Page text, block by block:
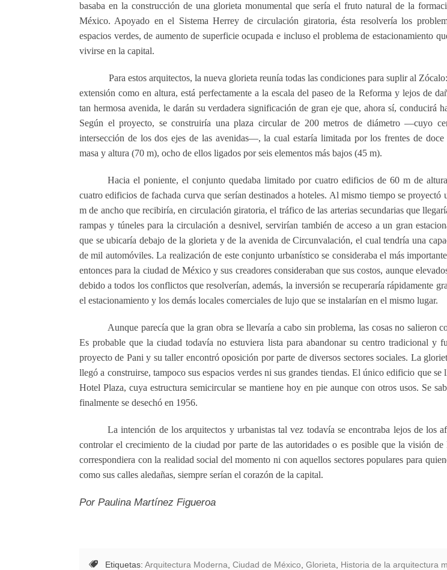
basaba en la construcción de una glorieta monumental que sería el fruto natural de la
México. Apoyado en el Sistema Herrey de circulación giratoria, ésta resolvería los
espacios verdes, de aumento de superficie ocupada e incluso el problema de estacionamiento
vivirse en la capital.
Para estos arquitectos, la nueva glorieta reunía todas las condiciones para suplir al
extensión como en altura, está perfectamente a la escala del paseo de la Reforma y lejos de
tan hermosa avenida, le darán su verdadera significación de gran eje que, ahora sí, conducirá
Según el proyecto, se construiría una plaza circular de 200 metros de diámetro —cuyo
intersección de los dos ejes de las avenidas—, la cual estaría limitada por los frentes de
masa y altura (70 m), ocho de ellos ligados por seis elementos más bajos (45 m).
Hacia el poniente, el conjunto quedaba limitado por cuatro edificios de 60 m de
cuatro edificios de fachada curva que serían destinados a hoteles. Al mismo tiempo se proyectó
m de ancho que recibiría, en circulación giratoria, el tráfico de las arterias secundarias que
rampas y túneles para la circulación a desnivel, servirían también de acceso a un gran
que se ubicaría debajo de la glorieta y de la avenida de Circunvalación, el cual tendría una
de mil automóviles. La realización de este conjunto urbanístico se consideraba el más
entonces para la ciudad de México y sus creadores consideraban que sus costos, aunque
debido a todos los conflictos que resolverían, además, la inversión se recuperaría rápidamente
el estacionamiento y los demás locales comerciales de lujo que se instalarían en el mismo lugar.
Aunque parecía que la gran obra se llevaría a cabo sin problema, las cosas no salieron
Es probable que la ciudad todavía no estuviera lista para abandonar su centro tradicional y
proyecto de Pani y su taller encontró oposición por parte de diversos sectores sociales. La
llegó a construirse, tampoco sus espacios verdes ni sus grandes tiendas. El único edificio que se
Hotel Plaza, cuya estructura semicircular se mantiene hoy en pie aunque con otros usos. Se
finalmente se desechó en 1956.
La intención de los arquitectos y urbanistas tal vez todavía se encontraba lejos de los
controlar el crecimiento de la ciudad por parte de las autoridades o es posible que la visión de
correspondiera con la realidad social del momento ni con aquellos sectores populares para
como sus calles aledañas, siempre serían el corazón de la capital.
Por Paulina Martínez Figueroa
Etiquetas: Arquitectura Moderna Ciudad de México Glorieta Historia de la arquitectura